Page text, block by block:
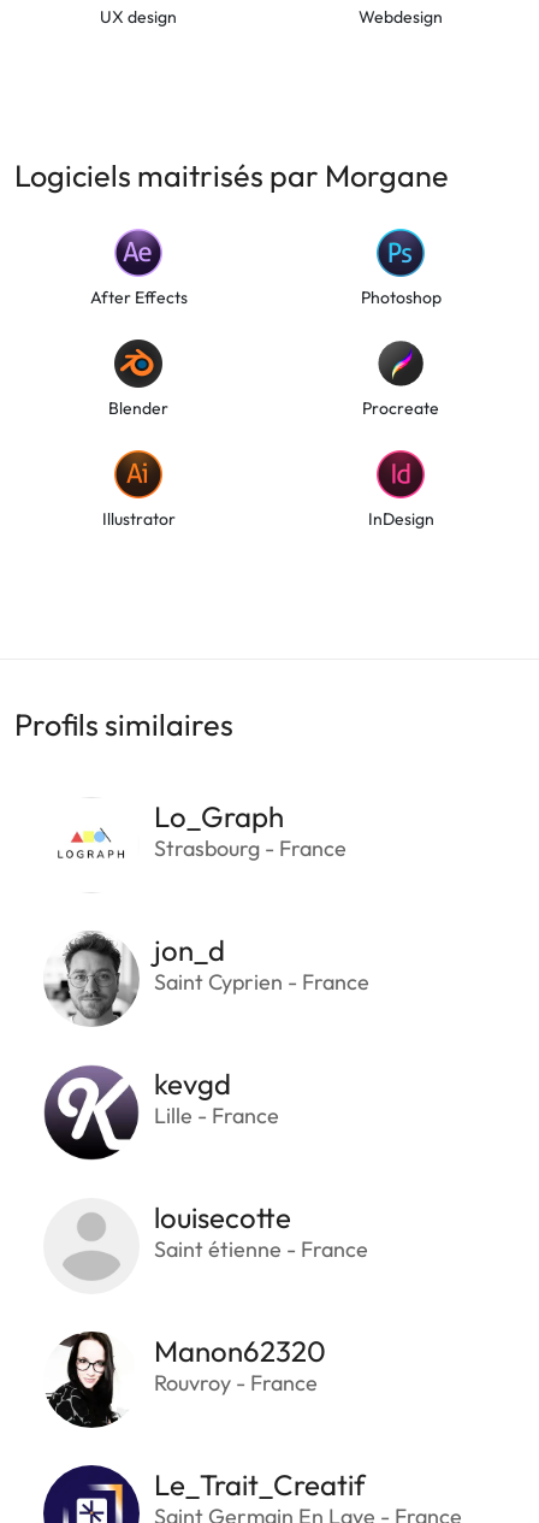
UX design Webdesign
Logiciels maitrisés par Morgane
After Effects Photoshop
Blender Procreate
Illustrator InDesign
Profils similaires
Lo_Graph
Strasbourg - France
jon_d
Saint Cyprien - France
kevgd
Lille - France
louisecotte
Saint étienne - France
Manon62320
Rouvroy - France
Le_Trait_Creatif
Saint Germain En Laye - France